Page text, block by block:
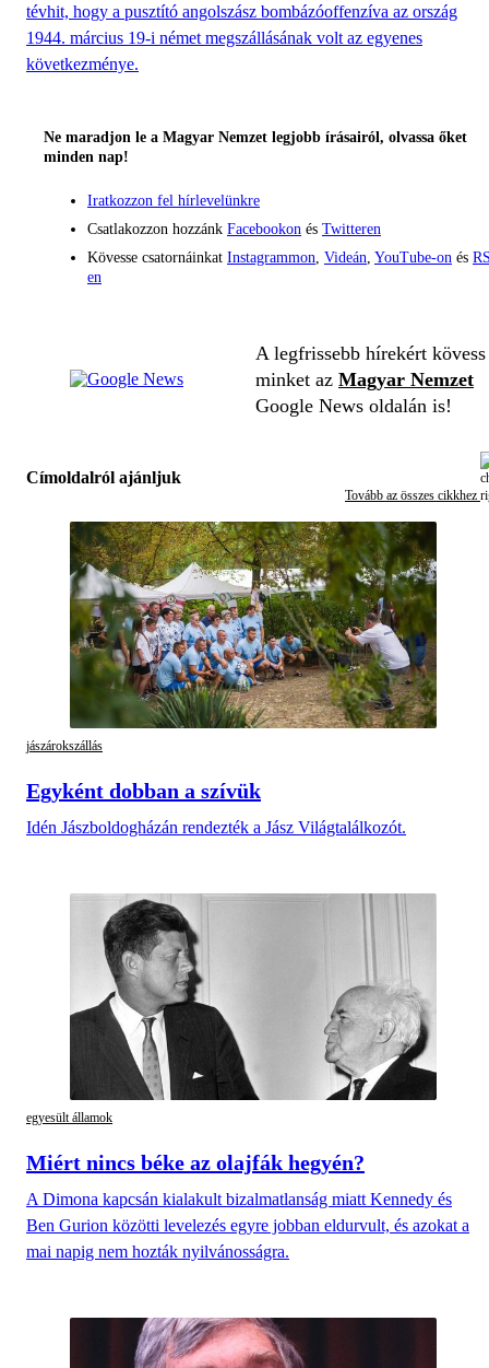
tévhit, hogy a pusztító angolszász bombázóoffenzíva az ország
1944. március 19-i német megszállásának volt az egyenes
következménye.
Ne maradjon le a Magyar Nemzet legjobb írásairól, olvassa őket
minden nap!
Iratkozzon fel hírlevelünkre
Csatlakozzon hozzánk Facebookon és Twitteren
Kövesse csatornáinkat Instagrammon Videán YouTube-on és
en
A legfrissebb hírekért kövess
minket az Magyar Nemzet
Google News oldalán is!
Címoldalról ajánljuk
Tovább az összes cikkhez
jászárokszállás
Egyként dobban a szívük
Idén Jászboldogházán rendezték a Jász Világtalálkozót.
egyesült államok
Miért nincs béke az olajfák hegyén?
A Dimona kapcsán kialakult bizalmatlanság miatt Kennedy és
Ben Gurion közötti levelezés egyre jobban eldurvult, és azokat a
mai napig nem hozták nyilvánosságra.